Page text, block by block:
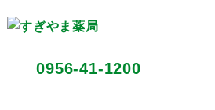
TEL:0956-41-1200